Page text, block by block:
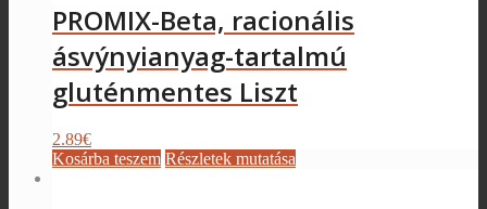
PROMIX-Beta, racionális
ásvýnyianyag-tartalmú
gluténmentes Liszt
2.89€
Kosárba teszem Részletek mutatása